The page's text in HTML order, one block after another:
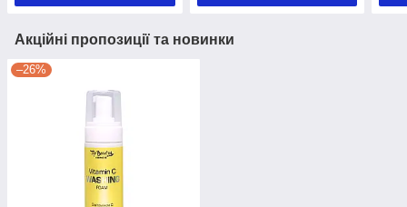
Акційні пропозиції та новинки
–26%